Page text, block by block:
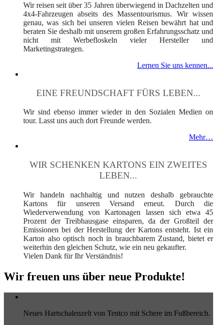
Wir reisen seit über 35 Jahren überwiegend in Dachzelten und
4x4-Fahrzeugen abseits des Massentourismus. Wir wissen
genau, was sich bei unseren vielen Reisen bewährt hat und
beraten Sie deshalb mit unserem großen Erfahrungsschatz und
nicht mit Werbefloskeln vieler Hersteller und
Marketingstrategen.
Lernen Sie uns kennen...
EINE FREUNDSCHAFT FÜRS LEBEN...
Wir sind ebenso immer wieder in den Sozialen Medien on
tour. Lasst uns auch dort Freunde werden.
Mehr…
WIR SCHENKEN KARTONS EIN ZWEITES
LEBEN...
Wir handeln nachhaltig und nutzen deshalb gebrauchte
Kartons für unseren Versand erneut. Durch die
Wiederverwendung von Kartonagen lassen sich etwa 45
Prozent der Treibhausgase einsparen, da der Großteil der
Emissionen bei der Herstellung der Kartons entsteht. Ist ein
Karton also optisch noch in brauchbarem Zustand, bietet er
weiterhin den gleichen Schutz, wie ein neu gekaufter.
Vielen Dank für Ihr Verständnis!
Wir freuen uns über neue Produkte!
Neues Hartschalenzelt von Tentco mit Schere im Fußbereich.